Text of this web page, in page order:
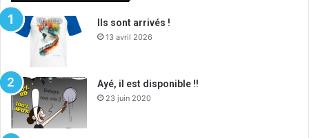
Ils sont arrivés !
13 avril 2026
Ayé, il est disponible !!
23 juin 2020